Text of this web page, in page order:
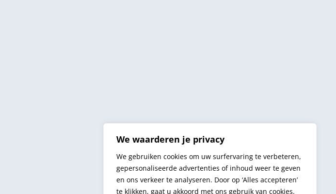
We waarderen je privacy
We gebruiken cookies om uw surfervaring te verbeteren,
gepersonaliseerde advertenties of inhoud weer te geven
en ons verkeer te analyseren. Door op ‘Alles accepteren’
te klikken, gaat u akkoord met ons gebruik van cookies.